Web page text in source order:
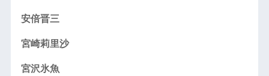
安倍晋三
宮崎莉里沙
宮沢氷魚